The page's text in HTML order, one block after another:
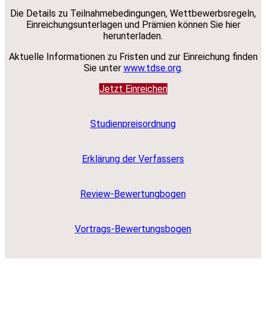
Die Details zu Teilnahmebedingungen, Wettbewerbsregeln,
Einreichungsunterlagen und Prämien können Sie hier
herunterladen.
Aktuelle Informationen zu Fristen und zur Einreichung finden
Sie unter www.tdse.org.
Jetzt Einreichen
Studienpreisordnung
Erklärung der Verfassers
Review-Bewertungbogen
Vortrags-Bewertungsbogen